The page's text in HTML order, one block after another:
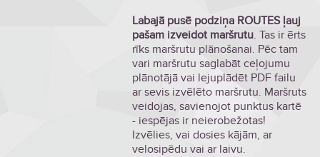
Labajā pusē podziņa ROUTES ļauj
pašam izveidot maršrutu. Tas ir ērts
rīks maršrutu plānošanai. Pēc tam
vari maršrutu saglabāt ceļojumu
plānotājā vai lejuplādēt PDF failu
ar sevis izvēlēto maršrutu. Maršruts
veidojas, savienojot punktus kartē
- iespējas ir neierobežotas!
Izvēlies, vai dosies kājām, ar
velosipēdu vai ar laivu.